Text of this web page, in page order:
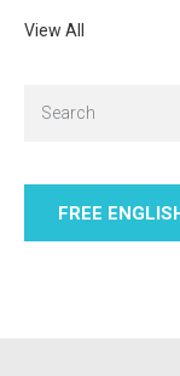
View All
FREE